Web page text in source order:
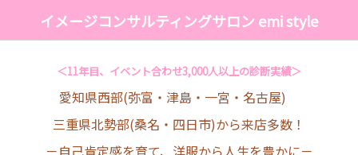
イメージコンサルティングサロン emi style
＜11年目、イベント合わせ3,000人以上の診断実績＞
愛知県西部(弥富・津島・一宮・名古屋)
三重県北勢部(桑名・四日市)から来店多数！
－自己肯定感を育て、洋服から人生を豊かに－